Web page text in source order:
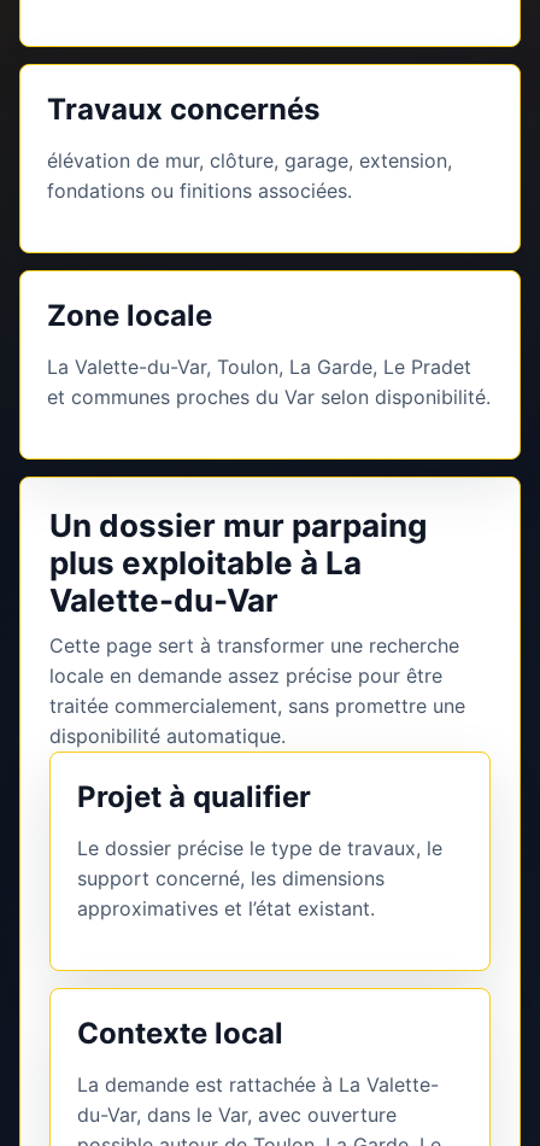
Travaux concernés
élévation de mur, clôture, garage, extension,
fondations ou finitions associées.
Zone locale
La Valette-du-Var, Toulon, La Garde, Le Pradet
et communes proches du Var selon disponibilité.
Un dossier mur parpaing
plus exploitable à La
Valette-du-Var
Cette page sert à transformer une recherche
locale en demande assez précise pour être
traitée commercialement, sans promettre une
disponibilité automatique.
Projet à qualifier
Le dossier précise le type de travaux, le
support concerné, les dimensions
approximatives et l’état existant.
Contexte local
La demande est rattachée à La Valette-
du-Var, dans le Var, avec ouverture